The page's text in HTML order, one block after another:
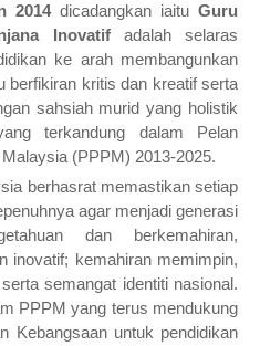
2014dicadangkan iaitu Guru
Inovatif adalah selaras
ke arah membangunkan
berfikiran kritis dan kreatif serta
sahsiah murid yang holistik
terkandung dalam Pelan
(PPPM) 2013-2025.
berhasrat memastikan setiap
agar menjadi generasi
dan berkemahiran,
inovatif; kemahiran memimpin,
semangat identiti nasional.
PPPM yang terus mendukung
Kebangsaan untuk pendidikan